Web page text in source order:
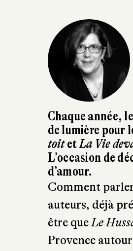
Chaque année,
de lumière pour
toitetLa Vie
L’occasion de
d’amour.
Comment
auteurs, déjà
être queLe
Provence